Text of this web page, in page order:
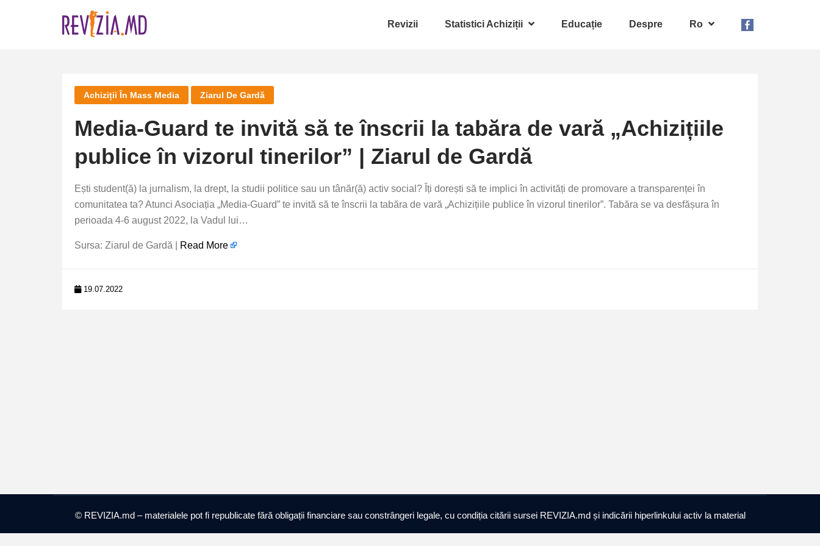
Revizii Statistici Achiziții Educație Despre Ro
Achiziții În Mass Media Ziarul De Gardă
Media-Guard te invită să te înscrii la tabăra de vară „Achizițiile
publice în vizorul tinerilor” | Ziarul de Gardă
Ești student(ă) la jurnalism, la drept, la studii politice sau un tânăr(ă) activ social? Îți dorești să te implici în activități de promovare a transparenței în
comunitatea ta? Atunci Asociația „Media-Guard” te invită să te înscrii la tabăra de vară „Achizițiile publice în vizorul tinerilor”. Tabăra se va desfășura în
perioada 4-6 august 2022, la Vadul lui…
Sursa: Ziarul de Gardă | Read More
19.07.2022
© REVIZIA.md – materialele pot fi republicate fără obligații financiare sau constrângeri legale, cu condiția citării sursei REVIZIA.md și indicării hiperlinkului activ la material